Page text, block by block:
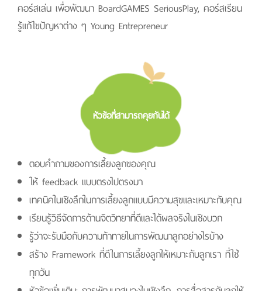
คอร์สเล่น เพื่อพัฒนา BoardGAMES SeriousPlay, คอร์สเรียน
รู้แก้ไขปัญหาต่าง ๆ Young Entrepreneur
หัวข้อที่สามารถคุยกันได้
ตอบคําถามของการเลี้ยงลูกของคุณ
ให้ feedback แบบตรงไปตรงมา
เทคนิคในเชิงลึกในการเลี้ยงลูกแบบมีความสุขและเหมาะกับคุณ
เรียนรู้วิธีจัดการด้านจิตวิทยาที่ดีและได้ผลจริงในเชิงบวก
รู้ว่าจะรับมือกับความท้าทายในการพัฒนาลูกอย่างไรบ้าง
สร้าง Framework ที่ดีในการเลี้ยงลูกให้เหมาะกับลูกเรา ที่ใช้
ทุกวัน